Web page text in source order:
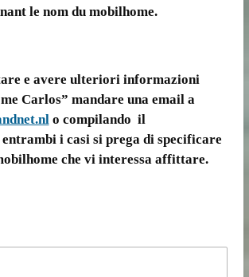
le nom du mobilhome.
e avere ulteriori informazioni
Carlos” mandare una email a
o compilando il
i casi si prega di specificare
che vi interessa affittare.